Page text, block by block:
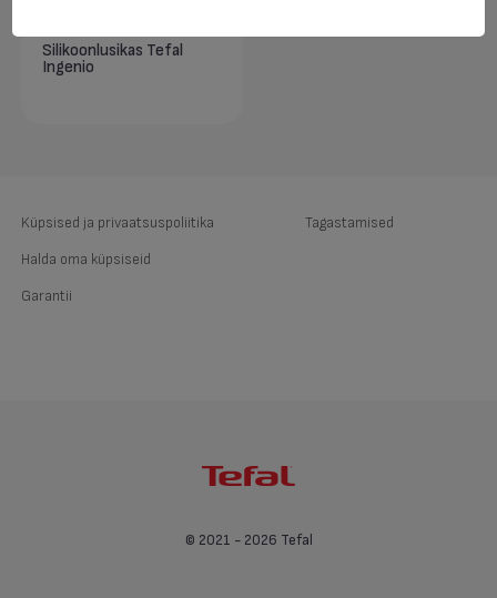
Silikoonlusikas Tefal
Ingenio
Küpsised ja privaatsuspoliitika
Halda oma küpsiseid
Garantii
Tagastamised
© 2021 - 2026 Tefal